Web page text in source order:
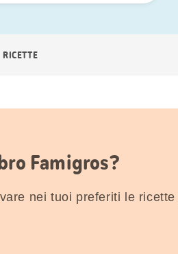
RICETTE
Famigros?
nei tuoi preferiti le ricette